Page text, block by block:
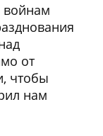
войнам
от
чтобы
нам